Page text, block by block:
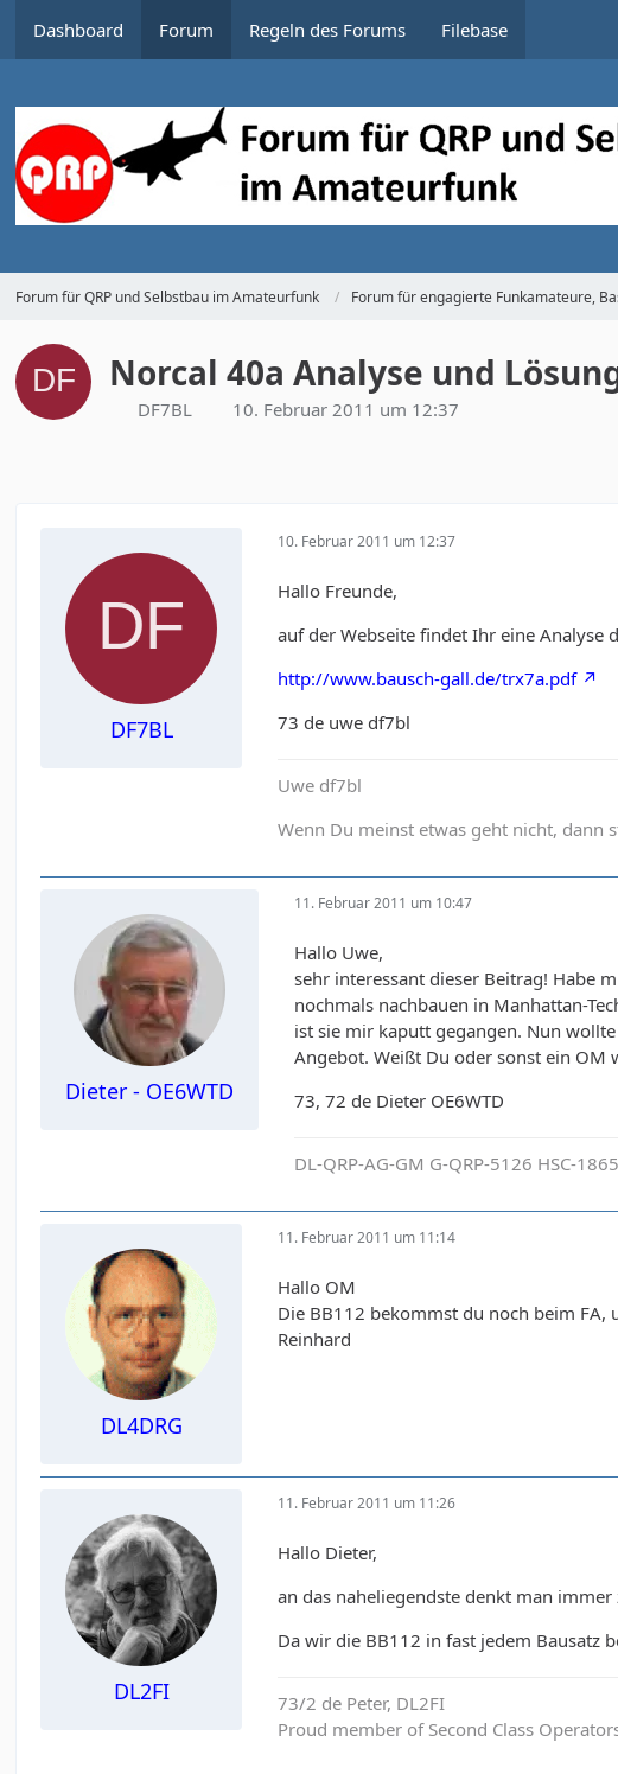
Dashboard Forum Regeln des Forums Filebase
Forum für QRP und Selbstbau im Amateurfunk Forum für engagierte Funkamateure,
Norcal 40a Analyse und
DF7BL 10. Februar 2011 um 12:37
DF7BL
10. Februar 2011 um 12:37
Hallo Freunde,
auf der Webseite findet Ihr eine Analyse
http://www.bausch-gall.de/trx7a.pdf
73 de uwe df7bl
Uwe df7bl
Wenn Du meinst etwas geht nicht, dann
Dieter - OE6WTD
11. Februar 2011 um 10:47
Hallo Uwe,
sehr interessant dieser Beitrag! Habe
nochmals nachbauen in Manhattan-
ist sie mir kaputt gegangen. Nun
Angebot. Weißt Du oder sonst ein OM
73, 72 de Dieter OE6WTD
DL-QRP-AG-GM G-QRP-5126 HSC-1865
DL4DRG
11. Februar 2011 um 11:14
Hallo OM
Die BB112 bekommst du noch beim
Reinhard
DL2FI
11. Februar 2011 um 11:26
Hallo Dieter,
an das naheliegendste denkt man immer
Da wir die BB112 in fast jedem Bausatz
73/2 de Peter, DL2FI
Proud member of Second Class